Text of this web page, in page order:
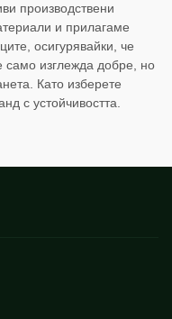
производствени
и прилагаме
осигурявайки, че
само изглежда добре, но
Като изберете
с устойчивостта.